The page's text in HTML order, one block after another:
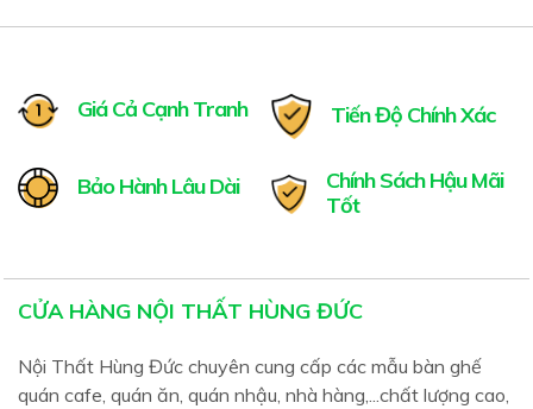
Giá Cả Cạnh Tranh Tiến Độ Chính Xác
Bảo Hành Lâu Dài
Chính Sách Hậu Mãi
Tốt
CỬA HÀNG NỘI THẤT HÙNG ĐỨC
Nội Thất Hùng Đức chuyên cung cấp các mẫu bàn ghế
quán cafe, quán ăn, quán nhậu, nhà hàng,...chất lượng cao,